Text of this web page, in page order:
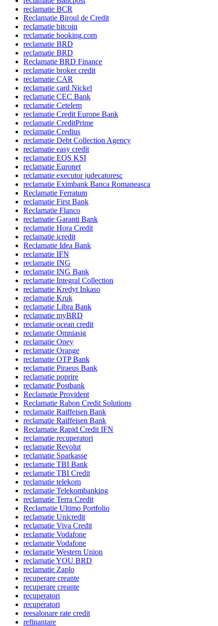
reclamatie BCR
Reclamatie Biroul de Credit
reclamatie bitcoin
reclamatie booking.com
reclamatie BRD
reclamatie BRD
Reclamatie BRD Finance
reclamatie broker credit
reclamatie CAR
reclamatie card Nickel
reclamatie CEC Bank
reclamatie Cetelem
reclamatie Credit Europe Bank
reclamatie CreditPrime
reclamatie Credius
reclamatie Debt Collection Agency
reclamatie easy credit
reclamatie EOS KSI
reclamatie Euronet
reclamatie executor judecatoresc
reclamatie Eximbank Banca Romaneasca
Reclamatie Ferratum
reclamatie First Bank
Reclamatie Flanco
reclamatie Garanti Bank
reclamatie Hora Credit
reclamatie icredit
Reclamatie Idea Bank
reclamatie IFN
reclamatie ING
reclamatie ING Bank
reclamatie Integral Collection
reclamatie Kredyt Inkaso
reclamatie Kruk
reclamatie Libra Bank
reclamatie myBRD
reclamatie ocean credit
reclamatie Omniasig
reclamatie Oney
reclamatie Orange
reclamatie OTP Bank
reclamatie Piraeus Bank
reclamatie poprire
reclamatie Postbank
Reclamatie Provident
Reclamatie Rabon Credit Solutions
reclamatie Raiffeisen Bank
reclamatie Raiffeisen Bank
Reclamatie Rapid Credit IFN
reclamatie recuperatori
reclamatie Revolut
reclamatie Sparkasse
reclamatie TBI Bank
reclamatie TBI Credit
reclamatie telekom
reclamatie Telekombanking
reclamatie Terra Credit
Reclamatie Ultimo Portfolio
reclamatie Unicredit
reclamatie Viva Credit
reclamatie Vodafone
reclamatie Vodafone
reclamatie Western Union
reclamatie YOU BRD
reclamatie Zaplo
recuperare creante
recuperare creante
recuperatori
recuperatori
reesalonare rate credit
refinantare